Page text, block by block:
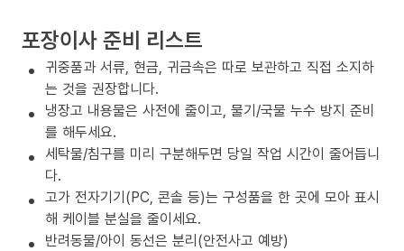
포장이사 준비 리스트
귀중품과 서류, 현금, 귀금속은 따로 보관하고 직접 소지하
는 것을 권장합니다.
냉장고 내용물은 사전에 줄이고, 물기/국물 누수 방지 준비
를 해두세요.
세탁물/침구를 미리 구분해두면 당일 작업 시간이 줄어듭니
다.
고가 전자기기(PC, 콘솔 등)는 구성품을 한 곳에 모아 표시
해 케이블 분실을 줄이세요.
반려동물/아이 동선은 분리(안전사고 예방)